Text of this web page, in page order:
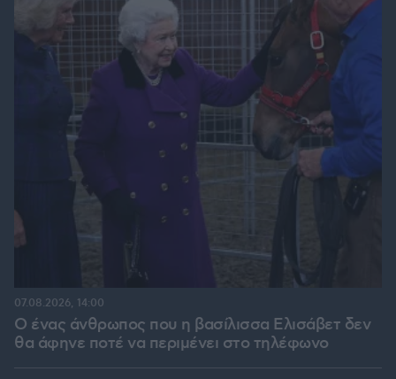
Ο ένας άνθρωπος που η βασίλισσα Ελισάβετ δεν
θα άφηνε ποτέ να περιμένει στο τηλέφωνο
07.08.2026, 14:00